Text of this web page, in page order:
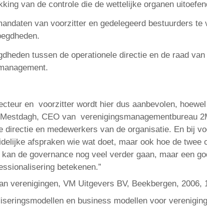
van de controle die de wettelijke organen
van voorzitter en gedelegeerd bestuurders
tussen de operationele directie en de raad
en voorzitter wordt hier dus aanbevolen,
CEO van verenigingsmanagementbureau
directie en medewerkers van de organisatie. En bij
afspraken wie wat doet, maar ook hoe de twee
de governance nog veel verder gaan, maar een
betekenen.”
verenigingen, VM Uitgevers BV, Beekbergen, 2006,
en business modellen voor